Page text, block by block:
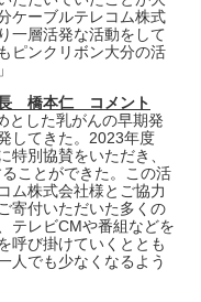
ケーブルテレコム株式
一層活発な活動をして
ピンクリボン大分の活
長 橋本仁 コメント
とした乳がんの早期発
してきた。2023年度
特別協賛をいただき、
ことができた。この活
ム株式会社様とご協力
寄付いただいた多くの
テレビCMや番組などを
呼び掛けていくととも
人でも少なくなるよう